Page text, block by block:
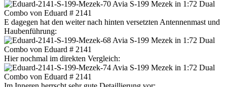
E dagegen hat den weiter nach hinten versetzten Antennenmast und
Haubenführung:
Hier nochmal im direkten Vergleich: